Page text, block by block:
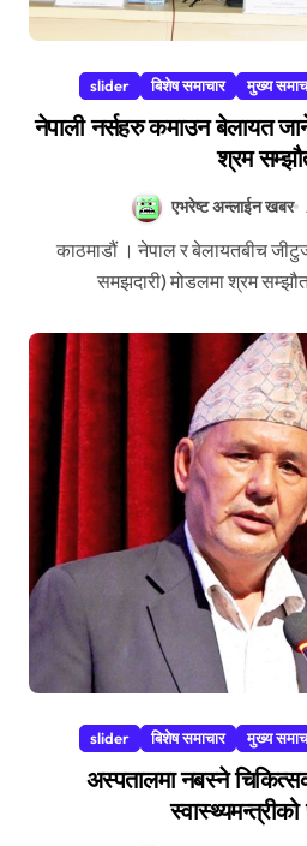
slider बिशेष समाचार मुख्य
नेपाली नर्सहरु कमाउन बेलायत
श्रम
एभरेष्ट अन्लाईन खबर
काठमाडौं । नेपाल र बेलायतबीच जीटुजी (सरकार–सरकारबीचको
समझदारी) मोडलमा श्रम
slider बिशेष समाचार मुख्य
अस्पतालमा नबस्ने